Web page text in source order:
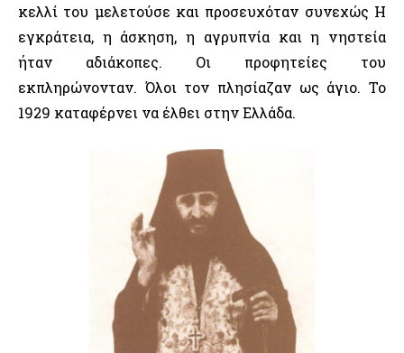
κελλί του μελετούσε και προσευχόταν συνεχώς Η
εγκράτεια, η άσκηση, η αγρυπνία και η νηστεία
ήταν αδιάκοπες. Οι προφητείες του
εκπληρώνονταν. Όλοι τον πλησίαζαν ως άγιο. Το
1929 καταφέρνει να έλθει στην Ελλάδα.